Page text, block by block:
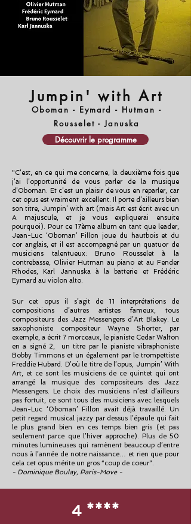
Jumpin' with Art
Oboman - Eymard - Hutman -
Rousselet - Januska
Découvrir le programme
"C’est, en ce qui me concerne, la deuxième fois que
j’ai l’opportunité de vous parler de la musique
d’Oboman. Et c’est un plaisir de vous en reparler, car
cet opus est vraiment excellent. Il porte d’ailleurs bien
son titre, Jumpin’ with art (mais Art est écrit avec un
A majuscule, et je vous expliquerai ensuite
pourquoi). Pour ce 17ème album en tant que leader,
Jean-Luc ‘Oboman’ Fillon joue du hautbois et du
cor anglais, et il est accompagné par un quatuor de
musiciens talentueux: Bruno Rousselet à la
contrebasse, Olivier Hutman au piano et au Fender
Rhodes, Karl Jannuska à la batterie et Frédéric
Eymard au violon alto.
Sur cet opus il s’agit de 11 interprétations de
compositions d’autres artistes fameux, tous
compositeurs des Jazz Messengers d’Art Blakey. Le
saxophoniste compositeur Wayne Shorter, par
exemple, a écrit 7 morceaux, le pianiste Cedar Walton
en a signé 2, un titre par le pianiste vibraphoniste
Bobby Timmons et un également par le trompettiste
Freddie Hubard. D’où le titre de l’opus, Jumpin’ With
Art, et ce sont les musiciens de ce quintet qui ont
arrangé la musique des compositeurs des Jazz
Messengers. Le choix des musiciens n’est d’ailleurs
pas fortuit, ce sont tous des musiciens avec lesquels
Jean-Luc ‘Oboman’ Fillon avait déjà travaillé. Un
petit regard musical jazzy par dessus l’épaule qui fait
le plus grand bien en ces temps bien gris (et pas
seulement parce que l’hiver approche). Plus de 50
minutes lumineuses qui ramènent beaucoup d’entre
nous à l’année de notre naissance… et rien que pour
cela cet opus mérite un gros “coup de coeur”.
- Dominique Boulay, Paris-Move -
4 ****